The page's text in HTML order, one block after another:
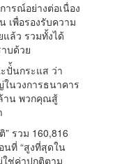
รณ์อย่างต่อเนื่อง
เพื่อรองรับความ
ล้ว รวมทั้งได้
บด้วย
ปั่้นกระแส ว่า
ในวงการธนาคาร
าน พวกคุณสู้
รวม 160,816
นที่ “สูงที่สุดใน
ใช่ค่าปกติตาม